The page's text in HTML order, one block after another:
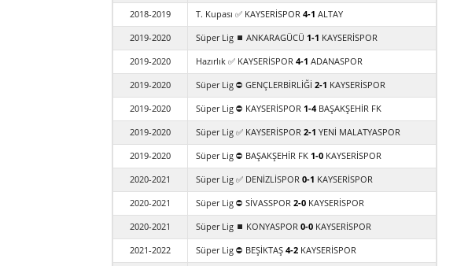
2018-2019
T. Kupası ✅ KAYSERİSPOR 4-1 ALTAY
2019-2020
Süper Lig ⏹️ ANKARAGÜCÜ 1-1 KAYSERİSPOR
2019-2020
Hazırlık ✅ KAYSERİSPOR 4-1 ADANASPOR
2019-2020
Süper Lig ⛔ GENÇLERBİRLİĞİ 2-1 KAYSERİSPOR
2019-2020
Süper Lig ⛔ KAYSERİSPOR 1-4BAŞAKŞEHİR FK
2019-2020
Süper Lig ✅ KAYSERİSPOR 2-1 YENİ MALATYASPOR
2019-2020
Süper Lig ⛔ BAŞAKŞEHİR FK 1-0 KAYSERİSPOR
2020-2021
Süper Lig ✅ DENİZLİSPOR 0-1 KAYSERİSPOR
2020-2021
Süper Lig ⛔ SİVASSPOR 2-0 KAYSERİSPOR
2020-2021
Süper Lig ⏹️ KONYASPOR 0-0 KAYSERİSPOR
2021-2022
Süper Lig ⛔ BEŞİKTAŞ 4-2 KAYSERİSPOR